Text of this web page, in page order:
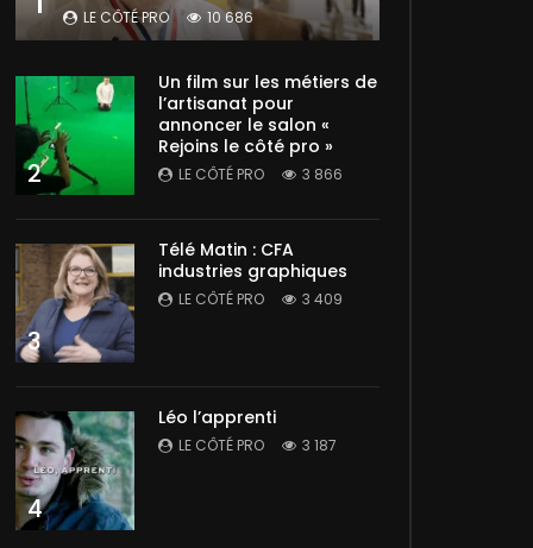
LE CÔTÉ PRO 10 686
2
Un film sur les métiers de
l’artisanat pour
annoncer le salon «
Rejoins le côté pro »
LE CÔTÉ PRO 3 866
3
Télé Matin : CFA
industries graphiques
LE CÔTÉ PRO 3 409
4
Léo l’apprenti
LE CÔTÉ PRO 3 187